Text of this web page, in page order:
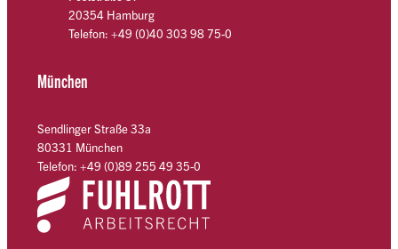
20354 Hamburg
Telefon: +49 (0)40 303 98 75-0
München
Sendlinger Straße 33a
80331 München
Telefon: +49 (0)89 255 49 35-0